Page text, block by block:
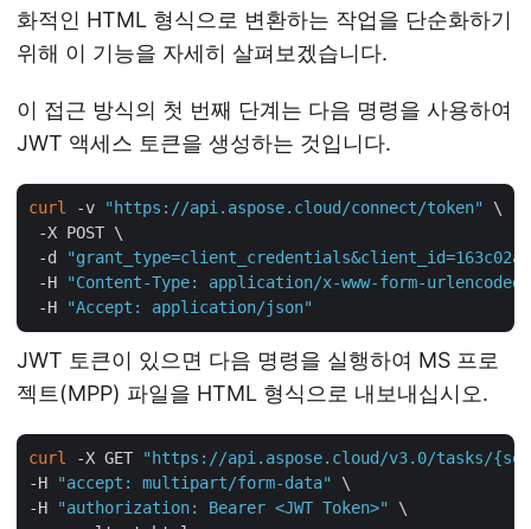
화적인 HTML 형식으로 변환하는 작업을 단순화하기
위해 이 기능을 자세히 살펴보겠습니다.
이 접근 방식의 첫 번째 단계는 다음 명령을 사용하여
JWT 액세스 토큰을 생성하는 것입니다.
curl -v "https://api.aspose.cloud/connect/token"
\
-X POST \
-d
-H
"Content-Type: application/x-www-form-urlencoded"
-H
"Accept: application/json"
JWT 토큰이 있으면 다음 명령을 실행하여 MS 프로
젝트(MPP) 파일을 HTML 형식으로 내보내십시오.
curl -X GET
"https://api.aspose.cloud/v3.0/tasks/
-H
"accept: multipart/form-data"
\
-H
"authorization: Bearer <JWT Token>"
\